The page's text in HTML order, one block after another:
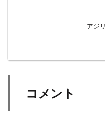
アジ
コメント